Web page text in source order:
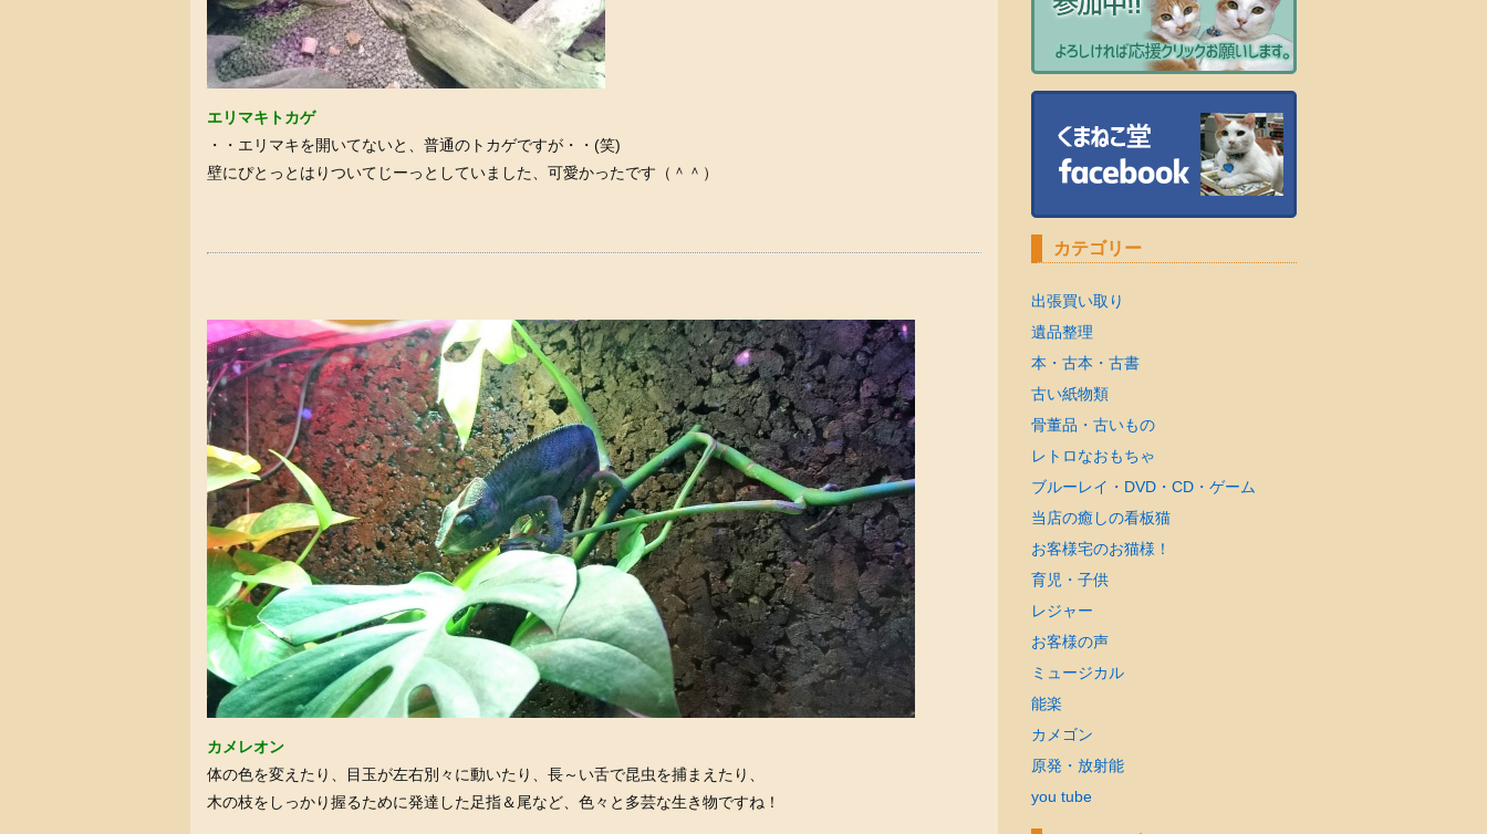
エリマキトカゲ
・・エリマキを開いてないと、普通のトカゲですが・・(笑)
壁にぴとっとはりついてじーっとしていました、可愛かったです（＾＾）
カメレオン
体の色を変えたり、目玉が左右別々に動いたり、長～い舌で昆虫を捕まえたり、
木の枝をしっかり握るために発達した足指＆尾など、色々と多芸な生き物ですね！
カテゴリー
出張買い取り
遺品整理
本・古本・古書
古い紙物類
骨董品・古いもの
レトロなおもちゃ
ブルーレイ・DVD・CD・ゲーム
当店の癒しの看板猫
お客様宅のお猫様！
育児・子供
レジャー
お客様の声
ミュージカル
能楽
カメゴン
原発・放射能
you tube